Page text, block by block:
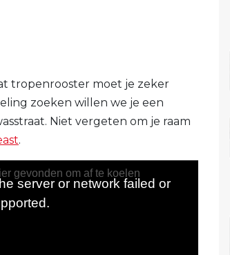
tropenrooster moet je zeker
zoeken willen we je een
Niet vergeten om je raam
.